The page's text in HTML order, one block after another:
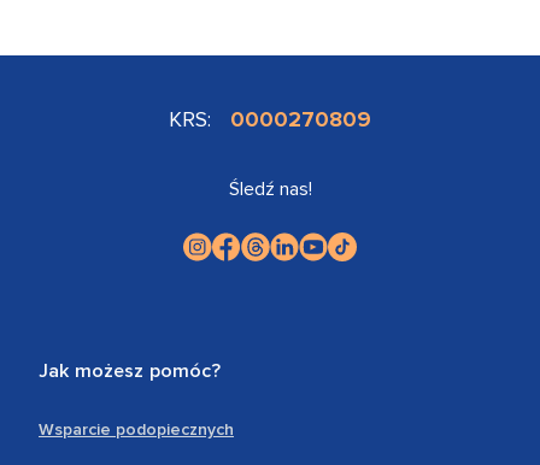
KRS: 0000270809
Śledź nas!
Jak możesz pomóc?
Wsparcie podopiecznych